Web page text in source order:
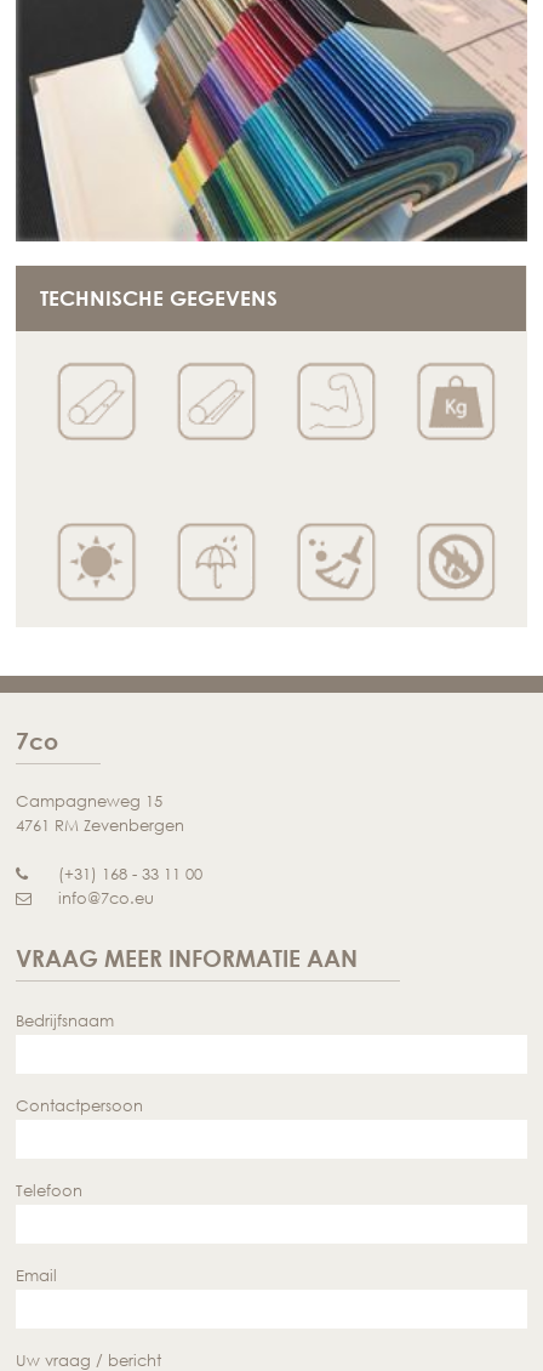
TECHNISCHE GEGEVENS
7co
Campagneweg 15
4761 RM Zevenbergen
(+31) 168 - 33 11 00
info@7co.eu
VRAAG MEER INFORMATIE AAN
Bedrijfsnaam
Contactpersoon
Telefoon
Email
Uw vraag / bericht